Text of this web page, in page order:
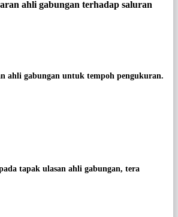
ahli gabungan terhadap saluran
ahli gabungan untuk tempoh pengukuran.
tapak ulasan ahli gabungan, tera